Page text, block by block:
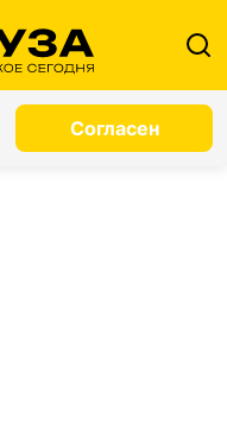
Согласен